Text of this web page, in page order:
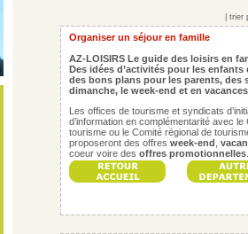
trier
Organiser un séjour en famille
AZ-LOISIRS Le guide des loisirs en
Des idées d’activités pour les enfants
des bons plans pour les parents, des
dimanche, le week-end et en
Les offices de tourisme et syndicats
d’information en complémentarité avec
tourisme ou le Comité régional de
proposeront des offres week-end
coeur voire des offres promotionnelles